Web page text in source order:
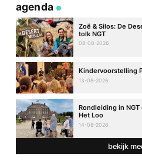
agenda
Zoë & Silos: De
tolk NGT
08-08-2026
Kindervoorstelling
13-08-2026
Rondleiding in
Het Loo
14-08-2026
bekijk